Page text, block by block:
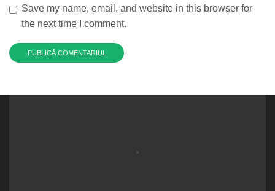
Save my name, email, and website in this browser for
the next time I comment.
.